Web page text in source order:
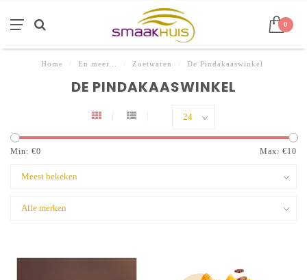
0
Home En meer... Zoetwaren De Pindakaaswinkel
DE PINDAKAASWINKEL
Min: €0 Max: €10